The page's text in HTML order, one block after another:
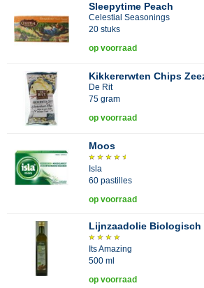
Sleepytime Peach
Celestial Seasonings
20 stuks
op voorraad
Kikkererwten Chips
De Rit
75 gram
op voorraad
Moos
Isla
60 pastilles
op voorraad
Lijnzaadolie Biologisch
Its Amazing
500 ml
op voorraad